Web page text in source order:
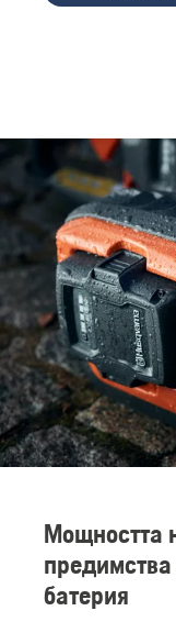
Мощността
батерия